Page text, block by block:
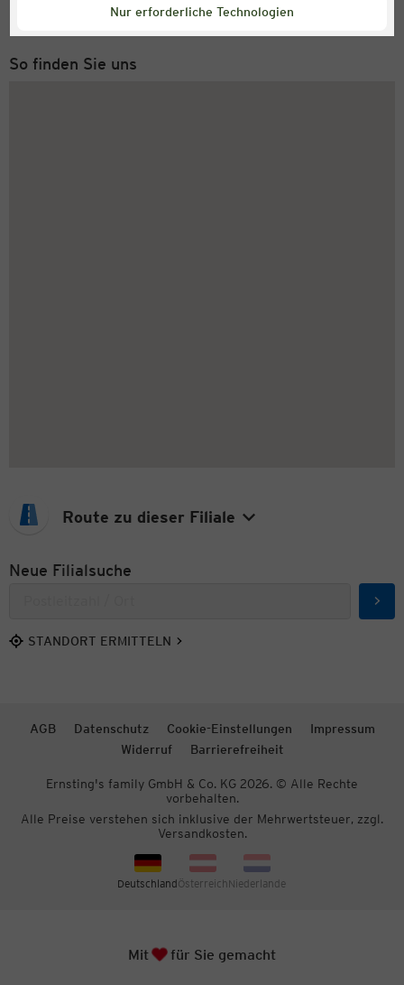
Nur erforderliche Technologien
Montag bis Freitag 8-18 Uhr
So finden Sie uns
Route zu dieser Filiale
Neue Filialsuche
STANDORT ERMITTELN
AGB Datenschutz Cookie-Einstellungen
Impressum
Widerruf
Barrierefreiheit
Ernsting's family GmbH & Co. KG 2026. © Alle Rechte
vorbehalten.
Alle Preise verstehen sich inklusive der Mehrwertsteuer, zzgl.
Versandkosten.
DeutschlandÖsterreichNiederlande
MitHerz
für Sie gemacht